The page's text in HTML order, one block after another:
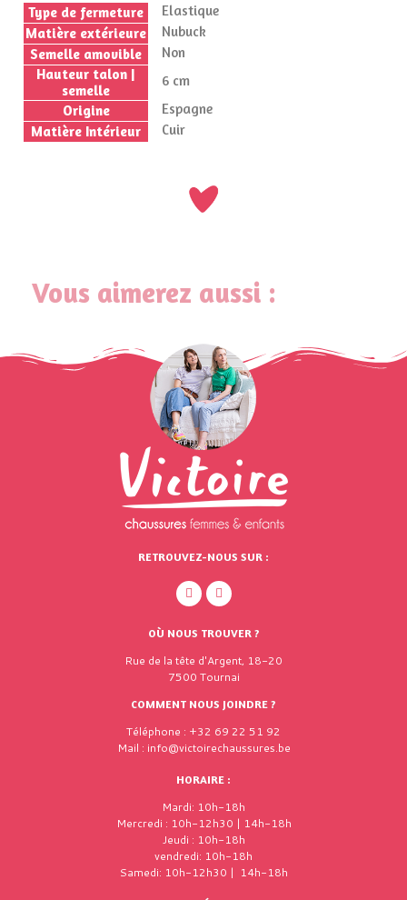
Type de fermeture
Elastique
Matière extérieure
Nubuck
Semelle amovible
Non
Hauteur talon |
semelle
6 cm
Origine
Espagne
Matière Intérieur
Cuir
Vous aimerez aussi :
RETROUVEZ-NOUS SUR :
OÙ NOUS TROUVER ?
Rue de la tête d'Argent, 18-20
7500 Tournai
COMMENT NOUS JOINDRE ?
Téléphone : +32 69 22 51 92
Mail : info@victoirechaussures.be
HORAIRE :
Mardi: 10h-18h
Mercredi : 10h-12h30 | 14h-18h
Jeudi : 10h-18h
vendredi: 10h-18h
Samedi: 10h-12h30 | 14h-18h